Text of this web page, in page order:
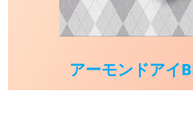
アーモンドアイ